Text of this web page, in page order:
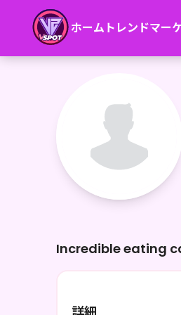
ホーム トレンドマー
Incredible eating cat
Incredible eating